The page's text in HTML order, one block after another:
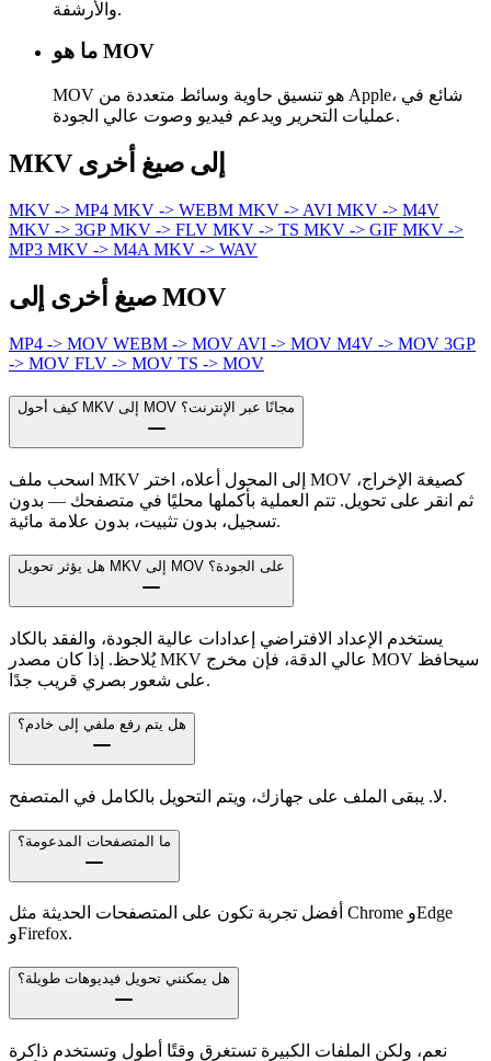
والأرشفة.
ما هو MOV
MOV هو تنسيق حاوية وسائط متعددة من Apple، شائع في
عمليات التحرير ويدعم فيديو وصوت عالي الجودة.
MKV إلى صيغ أخرى
MKV -> MP4 MKV -> WEBM MKV -> AVI MKV -> M4V
MKV -> 3GPMKV -> FLV MKV -> TS MKV -> GIF MKV ->
MP3 MKV -> M4A MKV -> WAV
صيغ أخرى إلى MOV
MP4 -> MOV WEBM -> MOV AVI -> MOV M4V -> MOV 3GP
-> MOV FLV -> MOV TS -> MOV
كيف أحول MKV إلى MOV مجانًا عبر الإنترنت؟
اسحب ملف MKV إلى المحول أعلاه، اختر MOV كصيغة الإخراج،
ثم انقر على تحويل. تتم العملية بأكملها محليًا في متصفحك — بدون
تسجيل، بدون تثبيت، بدون علامة مائية.
هل يؤثر تحويل MKV إلى MOV على الجودة؟
يستخدم الإعداد الافتراضي إعدادات عالية الجودة، والفقد بالكاد
يُلاحظ. إذا كان مصدر MKV عالي الدقة، فإن مخرج MOV سيحافظ
على شعور بصري قريب جدًا.
هل يتم رفع ملفي إلى خادم؟
لا. يبقى الملف على جهازك، ويتم التحويل بالكامل في المتصفح.
ما المتصفحات المدعومة؟
أفضل تجربة تكون على المتصفحات الحديثة مثل Chrome وEdge
وFirefox.
هل يمكنني تحويل فيديوهات طويلة؟
نعم، ولكن الملفات الكبيرة تستغرق وقتًا أطول وتستخدم ذاكرة